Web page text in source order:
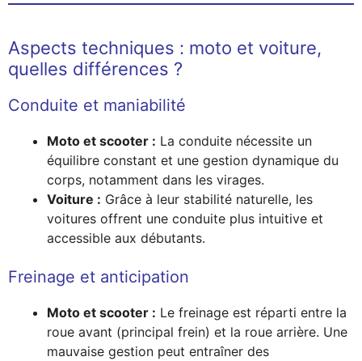
Aspects techniques : moto et voiture,
quelles différences ?
Conduite et maniabilité
Moto et scooter : La conduite nécessite un
équilibre constant et une gestion dynamique du
corps, notamment dans les virages.
Voiture : Grâce à leur stabilité naturelle, les
voitures offrent une conduite plus intuitive et
accessible aux débutants.
Freinage et anticipation
Moto et scooter : Le freinage est réparti entre la
roue avant (principal frein) et la roue arrière. Une
mauvaise gestion peut entraîner des